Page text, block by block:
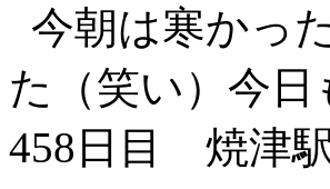
今朝は寒かっ
た（笑い）今
458日目 焼津